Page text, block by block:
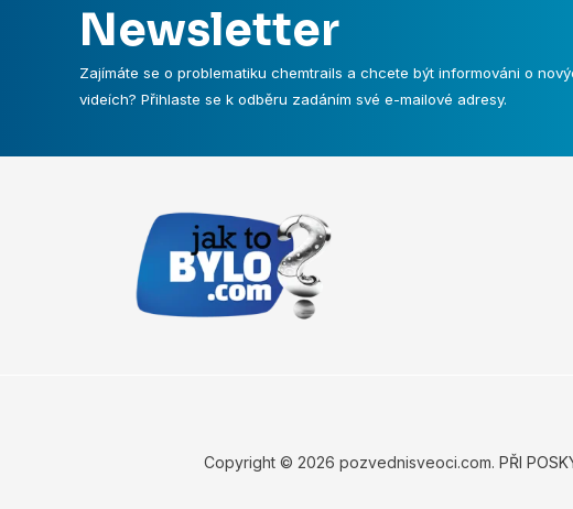
Newsletter
Zajímáte se o problematiku chemtrails a chcete být informováni o
videích? Přihlaste se k odběru zadáním své e-mailové adresy.
Copyright © 2026 pozvednisveoci.com. PŘI